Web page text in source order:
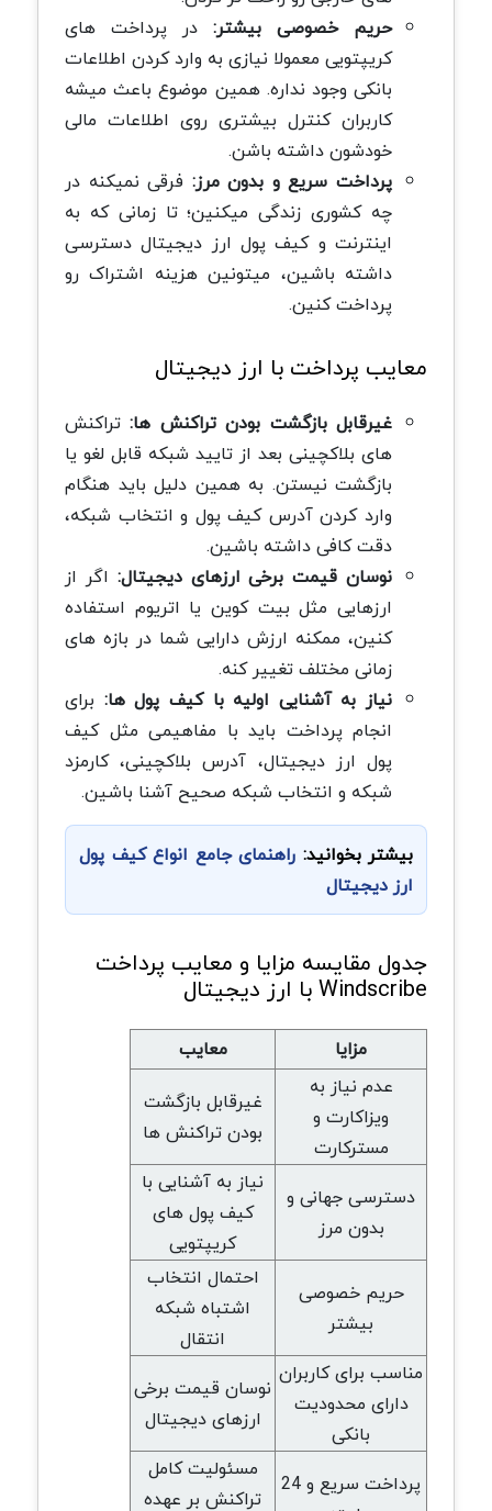
حریم خصوصی بیشتر: در پرداخت های
کریپتویی معمولا نیازی به وارد کردن اطلاعات
بانکی وجود نداره. همین موضوع باعث میشه
کاربران کنترل بیشتری روی اطلاعات مالی
خودشون داشته باشن.
پرداخت سریع و بدون مرز: فرقی نمیکنه در
چه کشوری زندگی میکنین؛ تا زمانی که به
اینترنت و کیف پول ارز دیجیتال دسترسی
داشته باشین، میتونین هزینه اشتراک رو
پرداخت کنین.
معایب پرداخت با ارز دیجیتال
غیرقابل بازگشت بودن تراکنش ها:تراکنش
های بلاکچینی بعد از تایید شبکه قابل لغو یا
بازگشت نیستن. به همین دلیل باید هنگام
وارد کردن آدرس کیف پول و انتخاب شبکه،
دقت کافی داشته باشین.
نوسان قیمت برخی ارزهای دیجیتال: اگر از
ارزهایی مثل بیت کوین یا اتریوم استفاده
کنین، ممکنه ارزش دارایی شما در بازه های
زمانی مختلف تغییر کنه.
نیاز به آشنایی اولیه با کیف پول ها: برای
انجام پرداخت باید با مفاهیمی مثل کیف
پول ارز دیجیتال، آدرس بلاکچینی، کارمزد
شبکه و انتخاب شبکه صحیح آشنا باشین.
بیشتر بخوانید: راهنمای جامع انواع کیف پول
ارز دیجیتال
جدول مقایسه مزایا و معایب پرداخت
Windscribe با ارز دیجیتال
مزایا
معایب
عدم نیاز به
ویزاکارت و
مسترکارت
غیرقابل بازگشت
بودن تراکنش ها
دسترسی جهانی و
بدون مرز
نیاز به آشنایی با
کیف پول های
کریپتویی
حریم خصوصی
بیشتر
احتمال انتخاب
اشتباه شبکه
انتقال
مناسب برای کاربران
دارای محدودیت
بانکی
نوسان قیمت برخی
ارزهای دیجیتال
پرداخت سریع و 24
مسئولیت کامل
تراکنش بر عهده